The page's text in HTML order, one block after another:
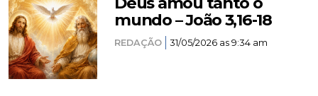
mundo – João 3,16-18
REDAÇÃO 31/05/2026 as 9:34 am